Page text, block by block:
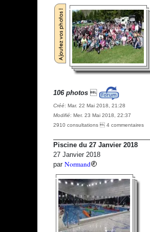
106 photos
Créé: Mar. 22 Mai 2018, 21:28
Modifié: Mer. 23 Mai 2018, 22:37
2910 consultations  4 commentaires
Piscine du 27 Janvier 2018
27 Janvier 2018
par Normand